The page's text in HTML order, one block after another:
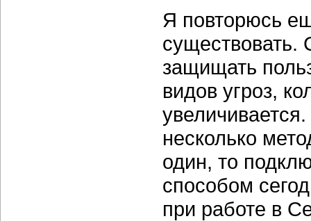
Я повторюсь
существовать.
защищать
видов угроз,
несколько
один, то
способом
при работе в